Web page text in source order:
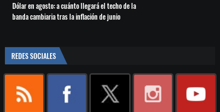
Dólar en agosto: a cuánto llegará el techo de la
banda cambiaria tras la inflación de junio
REDES SOCIALES